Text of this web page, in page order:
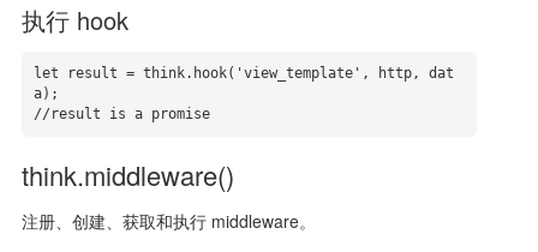
执行 hook
let result = think.hook('view_template', http, dat
a);
//result is a promise
think.middleware()
注册、创建、获取和执行 middleware。